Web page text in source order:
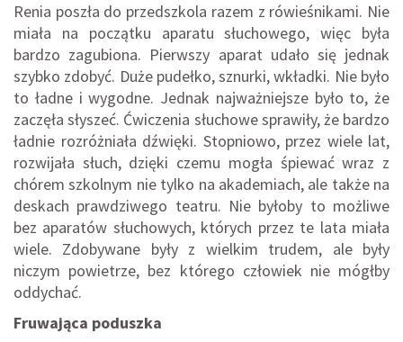
Renia poszła do przedszkola razem z rówieśnikami. Nie
miała na początku aparatu słuchowego, więc była
bardzo zagubiona. Pierwszy aparat udało się jednak
szybko zdobyć. Duże pudełko, sznurki, wkładki. Nie było
to ładne i wygodne. Jednak najważniejsze było to, że
zaczęła słyszeć. Ćwiczenia słuchowe sprawiły, że bardzo
ładnie rozróżniała dźwięki. Stopniowo, przez wiele lat,
rozwijała słuch, dzięki czemu mogła śpiewać wraz z
chórem szkolnym nie tylko na akademiach, ale także na
deskach prawdziwego teatru. Nie byłoby to możliwe
bez aparatów słuchowych, których przez te lata miała
wiele. Zdobywane były z wielkim trudem, ale były
niczym powietrze, bez którego człowiek nie mógłby
oddychać.
Fruwająca poduszka